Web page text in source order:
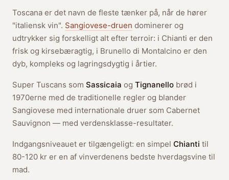
Toscana er det navn de fleste tænker på, når de hører
"italiensk vin". Sangiovese-druen dominerer og
udtrykker sig forskelligt alt efter terroir: i Chianti er den
frisk og kirsebæragtig, i Brunello di Montalcino er den
dyb, kompleks og lagringsdygtig i årtier.
Super Tuscans som Sassicaia og Tignanello brød i
1970erne med de traditionelle regler og blander
Sangiovese med internationale druer som Cabernet
Sauvignon — med verdensklasse-resultater.
Indgangsniveauet er tilgængeligt: en simpel Chianti til
80-120 kr er en af vinverdenens bedste hverdagsvine til
mad.